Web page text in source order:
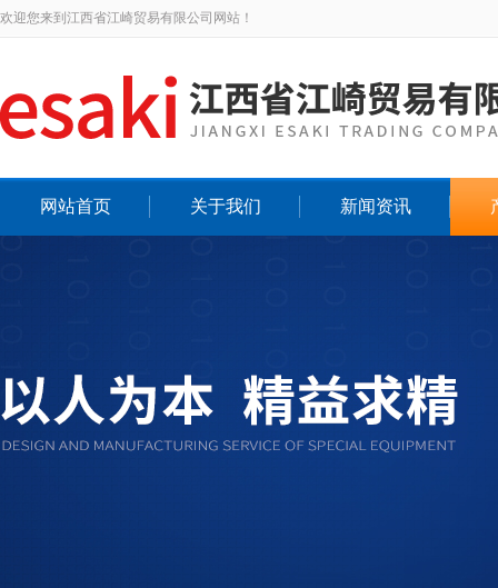
欢迎您来到江西省江崎贸易有限公司网站！
网站首页 关于我们 新闻资讯